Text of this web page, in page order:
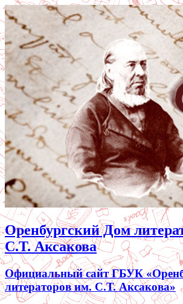
Оренбургский Дом
С.Т. Аксакова
Официальный сайт ГБУК
литераторов им. С.Т. Аксакова»